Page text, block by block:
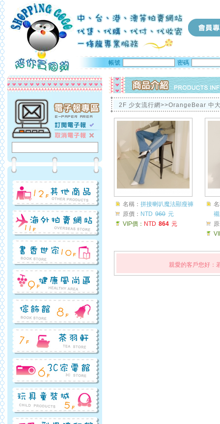
帳號 密碼
2F 少女流行網>>OrangeBear 中
名稱： 拼接喇叭魔法顯瘦褲
原價： NTD 960 元
VIP價： NTD 864 元
親愛的客戶您好：